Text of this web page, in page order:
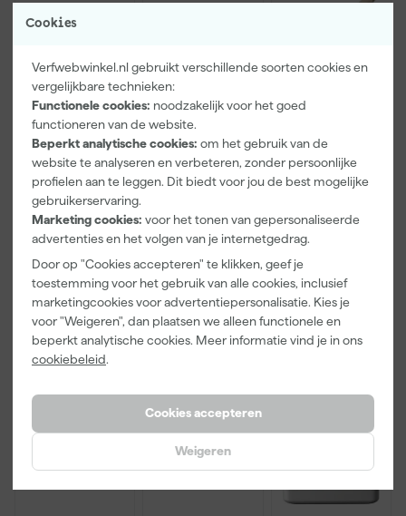
Cookies
Verfwebwinkel.nl gebruikt verschillende soorten cookies en
vergelijkbare technieken:
Functionele cookies: noodzakelijk voor het goed
functioneren van de website.
Beperkt analytische cookies: om het gebruik van de
website te analyseren en verbeteren, zonder persoonlijke
profielen aan te leggen. Dit biedt voor jou de best mogelijke
gebruikerservaring.
Marketing cookies: voor het tonen van gepersonaliseerde
advertenties en het volgen van je internetgedrag.
Door op "Cookies accepteren" te klikken, geef je
toestemming voor het gebruik van alle cookies, inclusief
marketingcookies voor advertentiepersonalisatie. Kies je
voor "Weigeren", dan plaatsen we alleen functionele en
beperkt analytische cookies. Meer informatie vind je in ons
cookiebeleid.
Cookies accepteren
Weigeren
DELTA/9 P120
GR/10
Schuurpapier
- Granat (10st)
Morgen
bezorgd
9,80
incl. BTW
Go!Paint Roll
And Go
Verfbak -
12cm Roller -
Inzetbakken
3,99
incl. BTW
Staalborstel 2
Rij
Draadlengte
1,79
incl. BTW